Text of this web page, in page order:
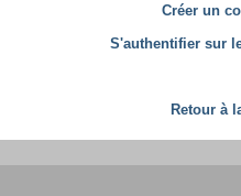
Créer un
S'authentifier sur
Retour à